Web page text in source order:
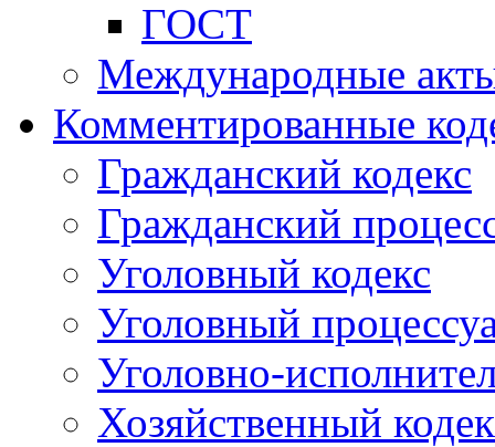
ГОСТ
Международные
Комментированные
Гражданский кодекс
Гражданский
Уголовный кодекс
Уголовный
Уголовно-
Хозяйственный